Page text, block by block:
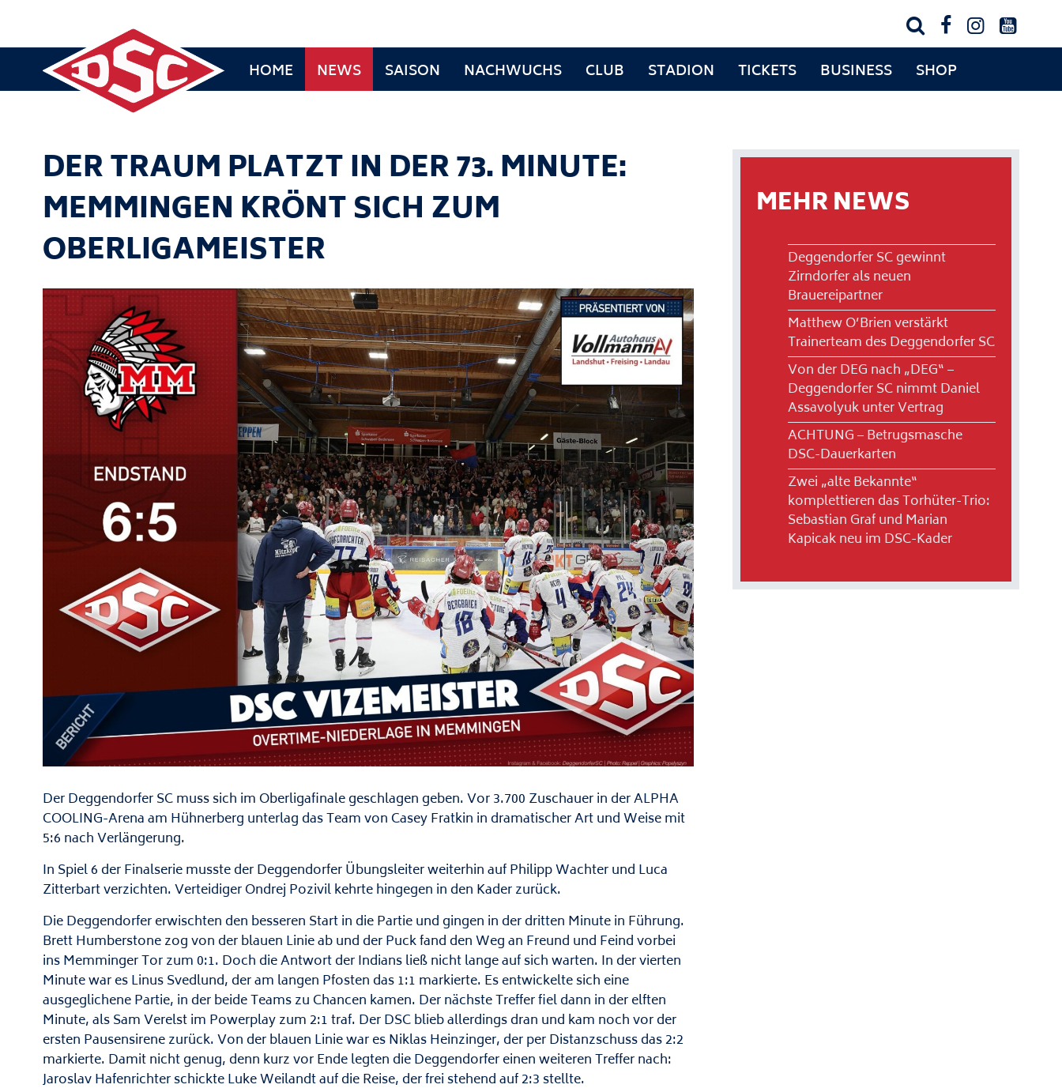
   
HOME NEWS SAISON NACHWUCHS CLUB STADION TICKETS BUSINESS SHOP
DER TRAUM PLATZT IN DER 73. MINUTE:
MEMMINGEN KRÖNT SICH ZUM
OBERLIGAMEISTER
Der Deggendorfer SC muss sich im Oberligafinale geschlagen geben. Vor 3.700 Zuschauer in der ALPHA
COOLING-Arena am Hühnerberg unterlag das Team von Casey Fratkin in dramatischer Art und Weise mit
5:6 nach Verlängerung.
In Spiel 6 der Finalserie musste der Deggendorfer Übungsleiter weiterhin auf Philipp Wachter und Luca
Zitterbart verzichten. Verteidiger Ondrej Pozivil kehrte hingegen in den Kader zurück.
Die Deggendorfer erwischten den besseren Start in die Partie und gingen in der dritten Minute in Führung.
Brett Humberstone zog von der blauen Linie ab und der Puck fand den Weg an Freund und Feind vorbei
ins Memminger Tor zum 0:1. Doch die Antwort der Indians ließ nicht lange auf sich warten. In der vierten
Minute war es Linus Svedlund, der am langen Pfosten das 1:1 markierte. Es entwickelte sich eine
ausgeglichene Partie, in der beide Teams zu Chancen kamen. Der nächste Treffer fiel dann in der elften
Minute, als Sam Verelst im Powerplay zum 2:1 traf. Der DSC blieb allerdings dran und kam noch vor der
ersten Pausensirene zurück. Von der blauen Linie war es Niklas Heinzinger, der per Distanzschuss das 2:2
markierte. Damit nicht genug, denn kurz vor Ende legten die Deggendorfer einen weiteren Treffer nach:
Jaroslav Hafenrichter schickte Luke Weilandt auf die Reise, der frei stehend auf 2:3 stellte.
MEHR NEWS
Deggendorfer SC gewinnt
Zirndorfer als neuen
Brauereipartner
Matthew O’Brien verstärkt
Trainerteam des Deggendorfer SC
Von der DEG nach „DEG“ –
Deggendorfer SC nimmt Daniel
Assavolyuk unter Vertrag
ACHTUNG – Betrugsmasche
DSC-Dauerkarten
Zwei „alte Bekannte“
komplettieren das Torhüter-Trio:
Sebastian Graf und Marian
Kapicak neu im DSC-Kader